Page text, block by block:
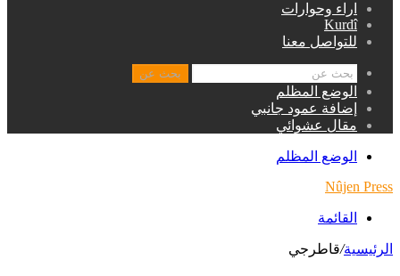
اراء وحوارات
Kurdî
للتواصل معنا
بحث عن
الوضع المظلم
إضافة عمود جانبي
مقال عشوائي
الوضع المظلم
Nûjen Press
القائمة
الرئيسية/قاطرجي